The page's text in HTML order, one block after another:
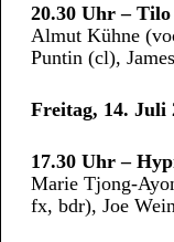
20.30 Uhr – Tilo
Almut Kühne
Puntin (cl),
Freitag, 14. Juli
17.30 Uhr –
Marie Tjong-
fx, bdr), Joe